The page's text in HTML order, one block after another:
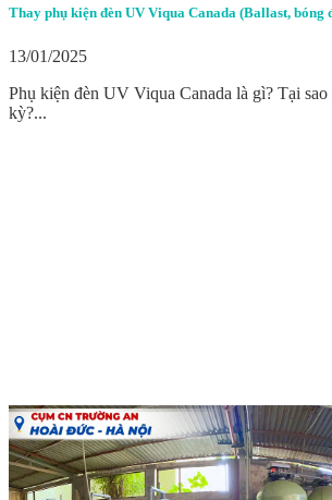
Thay phụ kiện đèn UV Viqua Canada (Ballast, bóng
13/01/2025
Phụ kiện đèn UV Viqua Canada là gì? Tại sao
kỳ?...